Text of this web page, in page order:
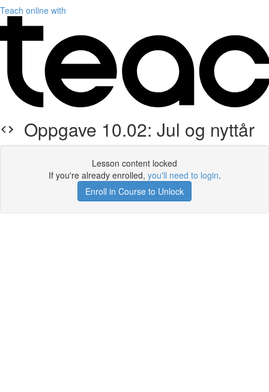
Teach online with
Oppgave 10.02: Jul og nyttår
Lesson content locked
If you're already enrolled, you'll need to login.
Enroll in Course to Unlock